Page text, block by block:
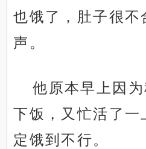
也饿了，肚子很不
声。
他原本早上因
下饭，又忙活了一
定饿到不行。